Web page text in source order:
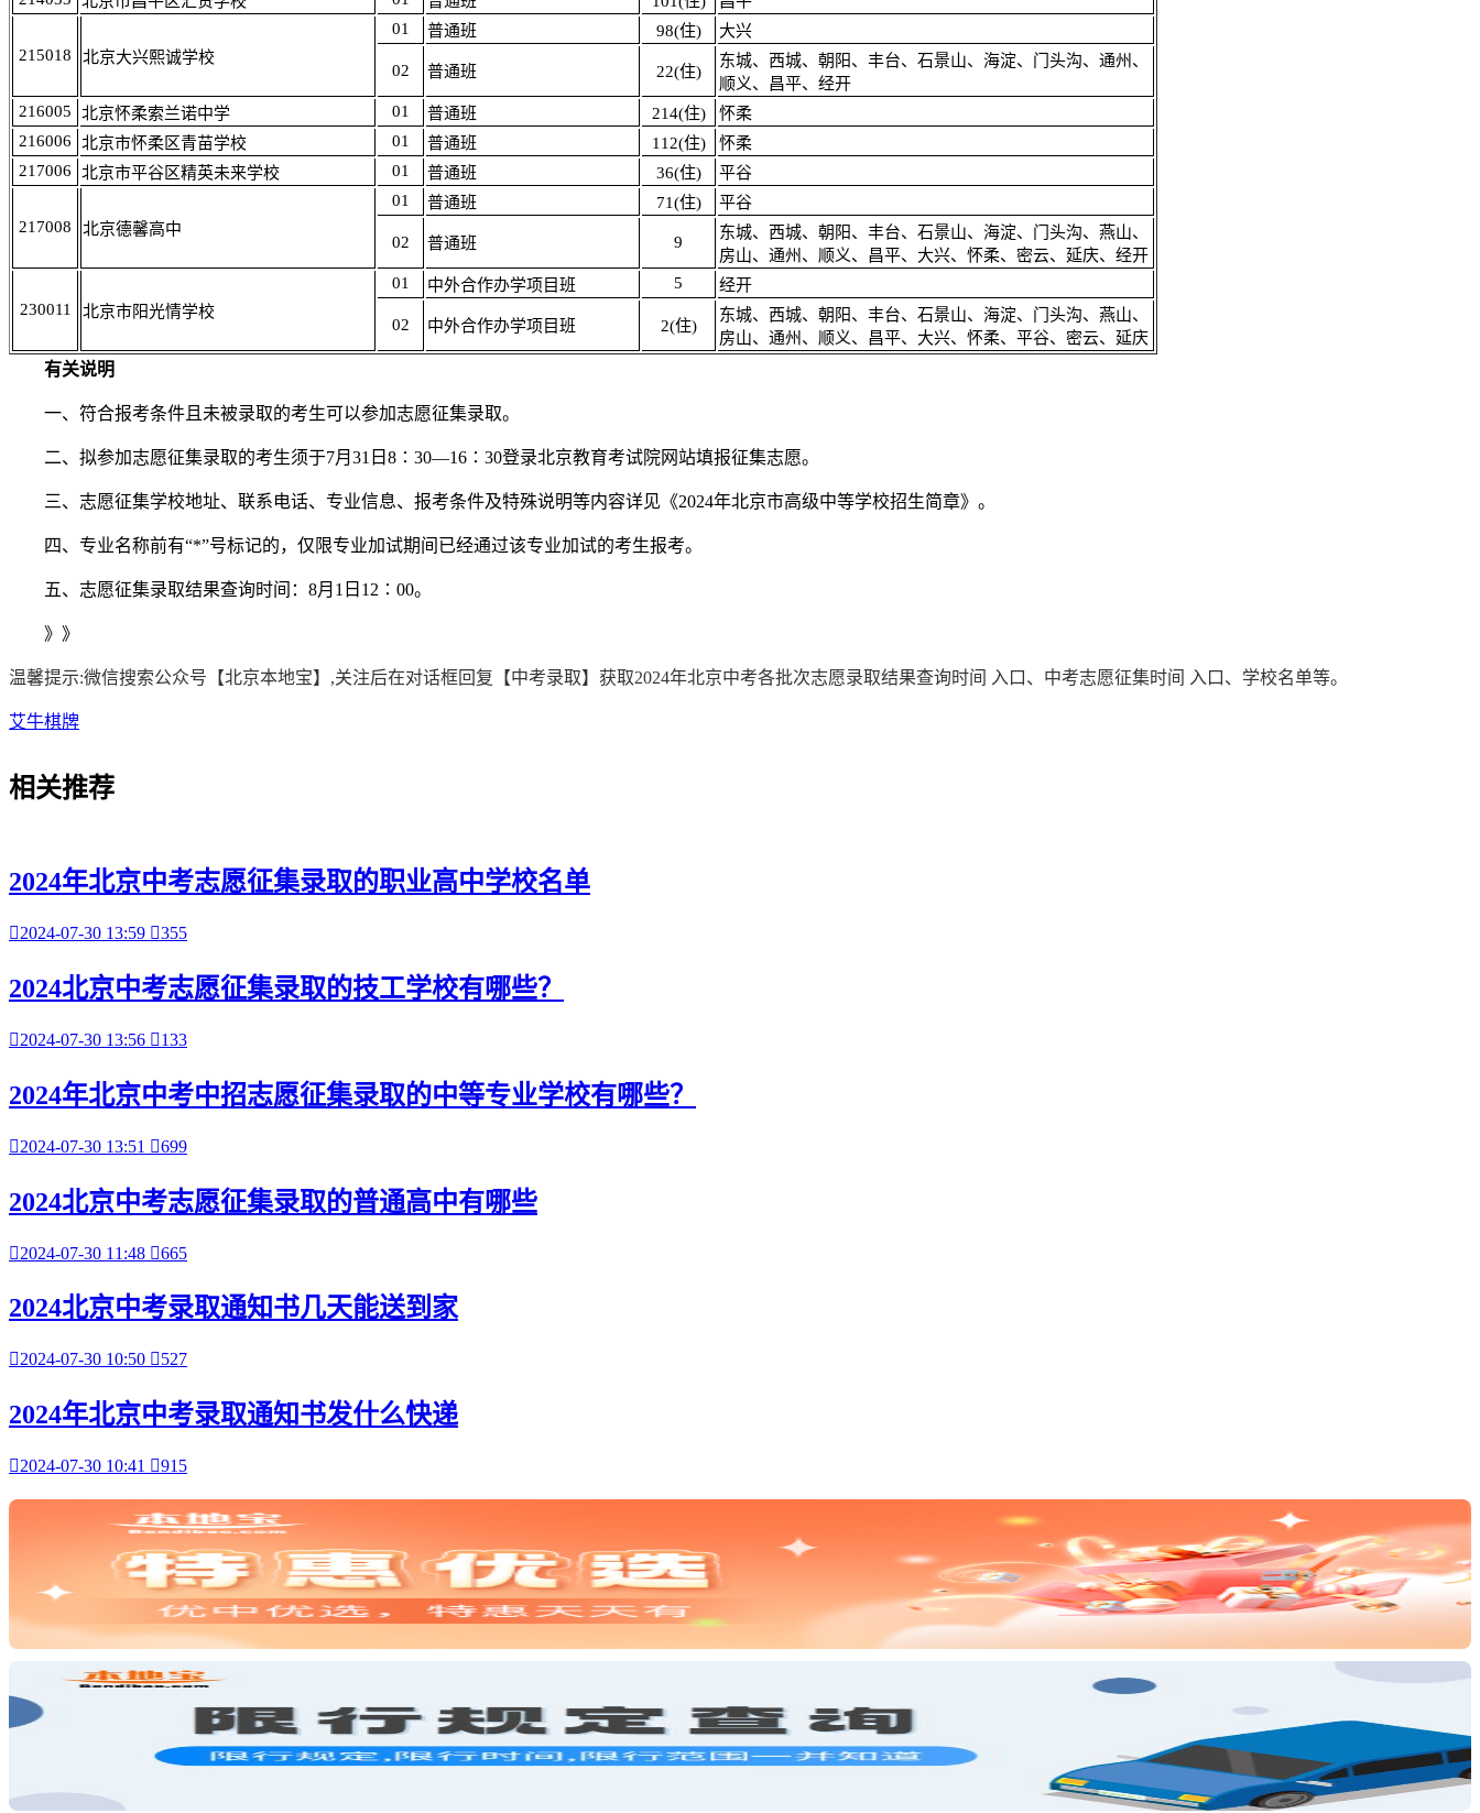
215018 北京大兴熙诚学校
01 普通班 98(住) 大兴
02 普通班 22(住)
东城、西城、朝阳、丰台、石景山、海淀、门头沟、通州、
顺义、昌平、经开
216005
北京怀柔索兰诺中学 01 普通班 214(住)
怀柔
216006
北京市怀柔区青苗学校 01 普通班 112(住)
怀柔
217006
北京市平谷区精英未来学校 01 普通班 36(住) 平谷
217008 北京德馨高中
01 普通班 71(住) 平谷
02 普通班 9
东城、西城、朝阳、丰台、石景山、海淀、门头沟、燕山、
房山、通州、顺义、昌平、大兴、怀柔、密云、延庆、经开
230011 北京市阳光情学校
01 中外合作办学项目班 5 经开
02 中外合作办学项目班 2(住)
东城、西城、朝阳、丰台、石景山、海淀、门头沟、燕山、
房山、通州、顺义、昌平、大兴、怀柔、平谷、密云、延庆
有关说明
一、符合报考条件且未被录取的考生可以参加志愿征集录取。
二、拟参加志愿征集录取的考生须于7月31日8∶30—16∶30登录北京教育考试院网站填报征集志愿。
三、志愿征集学校地址、联系电话、专业信息、报考条件及特殊说明等内容详见《2024年北京市高级中等学校招生简章》。
四、专业名称前有“*”号标记的，仅限专业加试期间已经通过该专业加试的考生报考。
五、志愿征集录取结果查询时间：8月1日12∶00。
》》
温馨提示:微信搜索公众号【北京本地宝】,关注后在对话框回复【中考录取】获取2024年北京中考各批次志愿录取结果查询时间 入口、中考志愿征集时间 入口、学校名单等。
艾牛棋牌
相关推荐
2024年北京中考志愿征集录取的职业高中学校名单
2024-07-30 13:59 355
2024北京中考志愿征集录取的技工学校有哪些？
2024-07-30 13:56 133
2024年北京中考中招志愿征集录取的中等专业学校有哪些？
2024-07-30 13:51 699
2024北京中考志愿征集录取的普通高中有哪些
2024-07-30 11:48 665
2024北京中考录取通知书几天能送到家
2024-07-30 10:50 527
2024年北京中考录取通知书发什么快递
2024-07-30 10:41 915